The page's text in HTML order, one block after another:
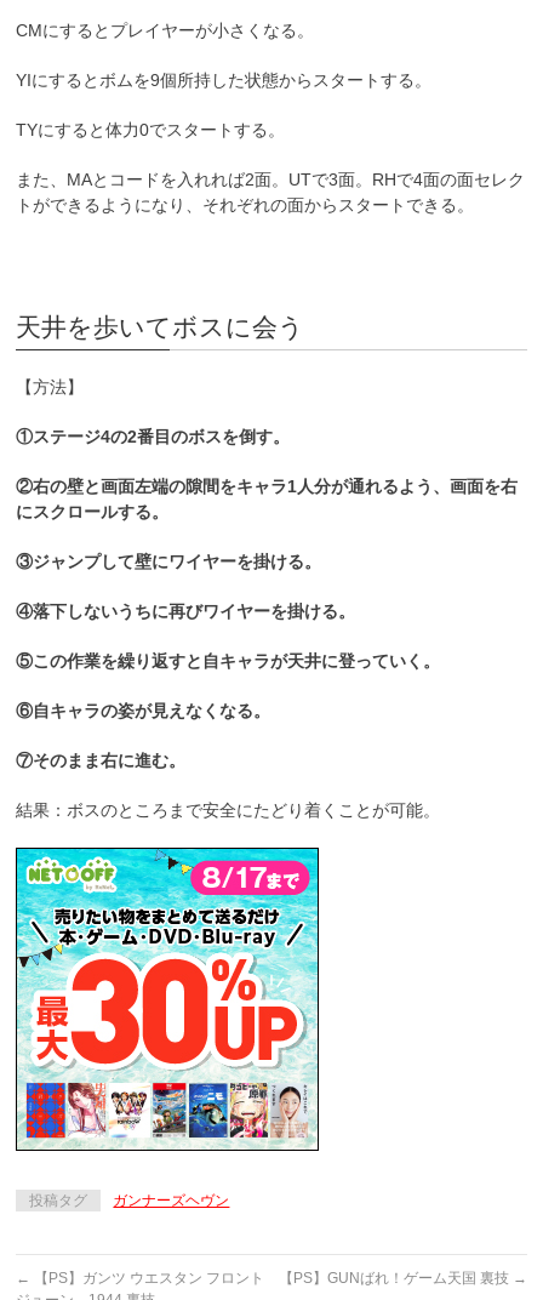
CMにするとプレイヤーが小さくなる。
YIにするとボムを9個所持した状態からスタートする。
TYにすると体力0でスタートする。
また、MAとコードを入れれば2面。UTで3面。RHで4面の面セレク
トができるようになり、それぞれの面からスタートできる。
天井を歩いてボスに会う
【方法】
①ステージ4の2番目のボスを倒す。
②右の壁と画面左端の隙間をキャラ1人分が通れるよう、画面を右
にスクロールする。
③ジャンプして壁にワイヤーを掛ける。
④落下しないうちに再びワイヤーを掛ける。
⑤この作業を繰り返すと自キャラが天井に登っていく。
⑥自キャラの姿が見えなくなる。
⑦そのまま右に進む。
結果：ボスのところまで安全にたどり着くことが可能。
投稿タグ ガンナーズヘヴン
←
【PS】ガンツ ウエスタン フロント
【PS】GUNばれ！ゲーム天国 裏技 →